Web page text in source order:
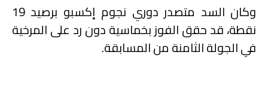
وكان السد متصدر دوري نجوم إكسبو برصيد 19
نقطة، قد حقق الفوز بخماسية دون رد على المرخية
في الجولة الثامنة من المسابقة.